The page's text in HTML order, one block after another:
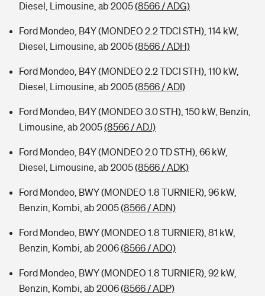
Diesel, Limousine, ab 2005(8566 / ADG)
Ford Mondeo, B4Y (MONDEO 2.2 TDCI STH), 114 kW,
Diesel, Limousine, ab 2005(8566 / ADH)
Ford Mondeo, B4Y (MONDEO 2.2 TDCI STH), 110 kW,
Diesel, Limousine, ab 2005(8566 / ADI)
Ford Mondeo, B4Y (MONDEO 3.0 STH), 150 kW, Benzin,
Limousine, ab 2005(8566 / ADJ)
Ford Mondeo, B4Y (MONDEO 2.0 TD STH), 66 kW,
Diesel, Limousine, ab 2005(8566 / ADK)
Ford Mondeo, BWY (MONDEO 1.8 TURNIER), 96 kW,
Benzin, Kombi, ab 2005(8566 / ADN)
Ford Mondeo, BWY (MONDEO 1.8 TURNIER), 81 kW,
Benzin, Kombi, ab 2006(8566 / ADO)
Ford Mondeo, BWY (MONDEO 1.8 TURNIER), 92 kW,
Benzin, Kombi, ab 2006(8566 / ADP)